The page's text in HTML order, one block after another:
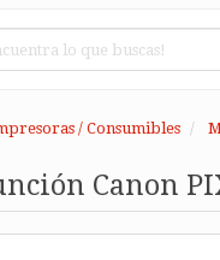
/ Consumibles
Canon